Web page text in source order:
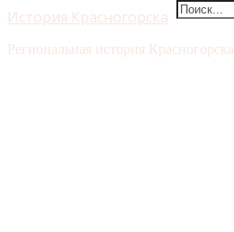
История Красногорска
Региональная история Красногорска.